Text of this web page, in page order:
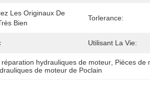
Les Originaux De
Bien
Torlerance:
Utilisant La Vie:
réparation hydrauliques de moteur Pièces de
de moteur de Poclain